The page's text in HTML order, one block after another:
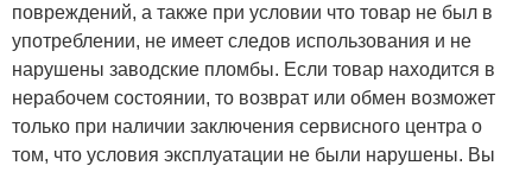
повреждений, а также при условии что товар не был в
употреблении, не имеет следов использования и не
нарушены заводские пломбы. Если товар находится в
нерабочем состоянии, то возврат или обмен возможет
только при наличии заключения сервисного центра о
том, что условия эксплуатации не были нарушены. Вы